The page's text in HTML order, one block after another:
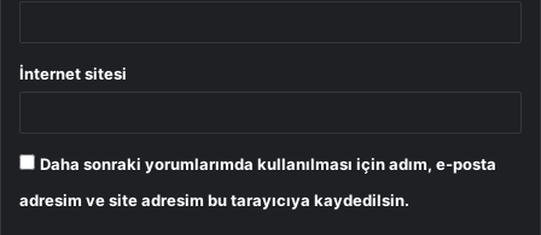
İnternet sitesi
Daha sonraki yorumlarımda kullanılması için adım, e-posta
adresim ve site adresim bu tarayıcıya kaydedilsin.